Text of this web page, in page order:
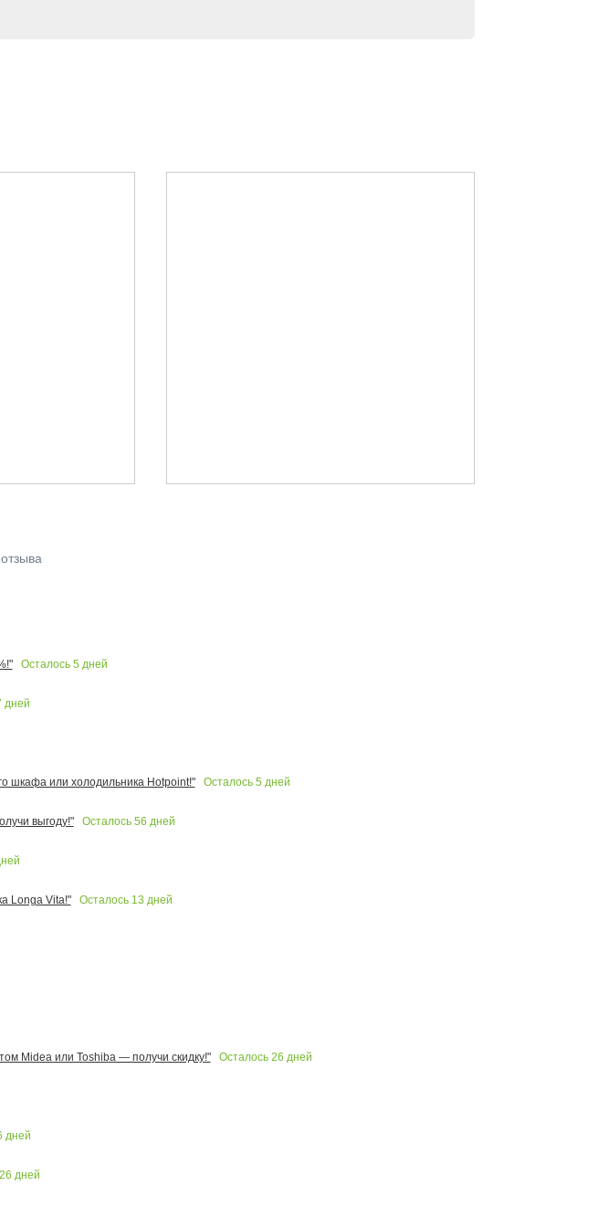
отзыва
Осталось 5 дней
дней
шкафа или холодильника Hotpoint!"
Осталось 5 дней
выгоду!"
Осталось 56 дней
Longa Vita!"
Осталось 13 дней
Midea или Toshiba — получи скидку!"
Осталось 26 дней
дней
26 дней